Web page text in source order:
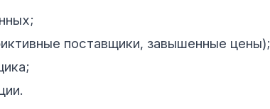
поставщики, завышенные цены);